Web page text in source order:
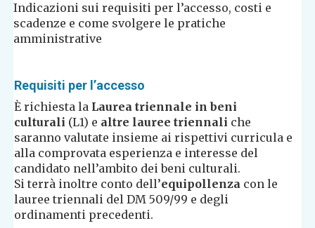
Indicazioni sui requisiti per l’accesso, costi e
scadenze e come svolgere le pratiche
amministrative
Requisiti per l’accesso
È richiesta la Laurea triennale in beni
culturali (L1) e altre lauree triennali che
saranno valutate insieme ai rispettivi curricula e
alla comprovata esperienza e interesse del
candidato nell’ambito dei beni culturali.
Si terrà inoltre conto dell’equipollenza con le
lauree triennali del DM 509/99 e degli
ordinamenti precedenti.